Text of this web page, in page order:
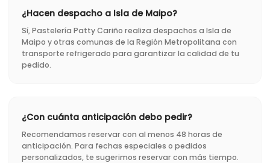
¿Hacen despacho a Isla de Maipo?
Sí, Pastelería Patty Cariño realiza despachos a Isla de
Maipo y otras comunas de la Región Metropolitana con
transporte refrigerado para garantizar la calidad de tu
pedido.
¿Con cuánta anticipación debo pedir?
Recomendamos reservar con al menos 48 horas de
anticipación. Para fechas especiales o pedidos
personalizados, te sugerimos reservar con más tiempo.